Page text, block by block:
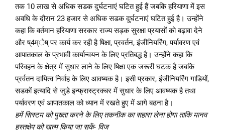
तक 10 लाख से अधिक सडक दुर्घटनाएं घटित हुई हैं जबकि हरियाणा में इस
अवधि के दौरान 23 हजार से अधिक सडक दुर्घटनाएं घटित हुई है। उन्होंने
कहा कि वर्तमान हरियाणा सरकार राज्य सड़क सुरक्षा प्रयासों को बढ़ावा देने
और ष्4म्ेष् पर कार्य कर रही है षिक्षा, प्रवर्तन, इंजीनियरिंग, पर्यावरण एवं
आपातकाल के प्रभावी कार्यान्वयन के लिए प्रतिबद्ध है। उन्होंने कहा कि
परिवहन के क्षेत्र में सुधार लाने के लिए षिक्षा एक जरूरी घटक है जबकि
प्रर्वतन दायित्व निर्वाह के लिए आवष्यक है। इसी प्रकार, इंजीनियरिंग गाडियों,
सडकों इत्यादि से जुडे इन्फ्रास्ट्रक्चर में सुधार के लिए आवष्यक है तथा
पर्यावरण एवं आपातकाल को ध्यान में रखते हुए में आगे बढना है।
हमें सिस्टम को पुख्ता करने के लिए तकनीक का सहारा लेना होगा ताकि मानव
हस्तक्षेप को खत्म किया जा सकें- विज